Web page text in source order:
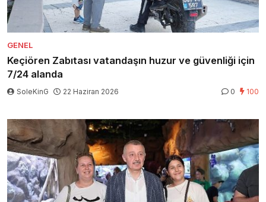
GENEL
Keçiören Zabıtası vatandaşın huzur ve güvenliği için
7/24 alanda
SoleKinG 22 Haziran 2026 0 100